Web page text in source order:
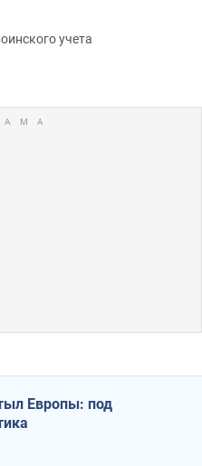
учета
Европы: под